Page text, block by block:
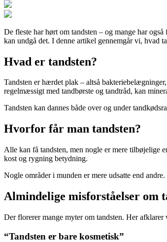
De fleste har hørt om tandsten – og mange har
kan undgå det. I denne artikel gennemgår vi, hvad
Hvad er tandsten?
Tandsten er hærdet plak – altså
regelmæssigt med tandbørste og tandtråd, kan
Tandsten kan dannes både over og under
Hvorfor får man tandsten?
Alle kan få tandsten, men nogle er mere tilbøjelige
kost og rygning betydning.
Nogle områder i munden er mere udsatte end
Almindelige misforståelser om
Der florerer mange myter om tandsten. Her afklarer
“Tandsten er bare kosmetisk”